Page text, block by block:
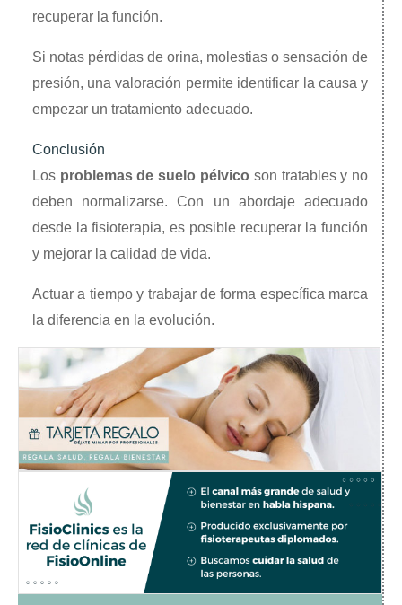
recuperar la función.
Si notas pérdidas de orina, molestias o sensación de
presión, una valoración permite identificar la causa y
empezar un tratamiento adecuado.
Conclusión
Losproblemas de suelo pélvico son tratables y no
deben normalizarse. Con un abordaje adecuado
desde la fisioterapia, es posible recuperar la función
y mejorar la calidad de vida.
Actuar a tiempo y trabajar de forma específica marca
la diferencia en la evolución.